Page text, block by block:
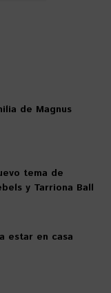
de Magnus
tema de
y Tarriona Ball
estar en casa